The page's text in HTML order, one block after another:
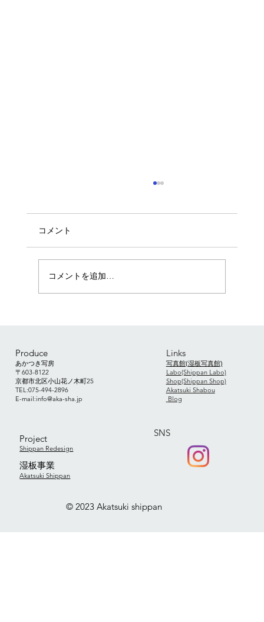
コメント
コメントを追加…
Produce
あかつき写房
〒603-8122
京都市北区小山花ノ木町25
TEL:075-494-2896
​E-mail:info@aka-sha.jp
Project
Shippan Redesign
​湿板事業
Akatsuki Shippan
© 2023 Akatsuki shippan
Links
写真館(湿板写真館)
Labo(Shippan Labo)
Shop(Shippan Shop)
Akatsuki Shabou
Blog
SNS